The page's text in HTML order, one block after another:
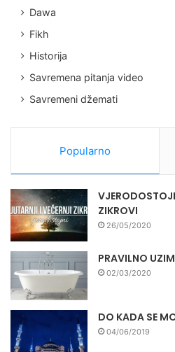
Dawa
Fikh
Historija
Savremena pitanja video
Savremeni džemati
Popularno
ZIKROVI
26/05/2020
PRAVILNO
02/03/2020
DO KADA SE
04/06/2019